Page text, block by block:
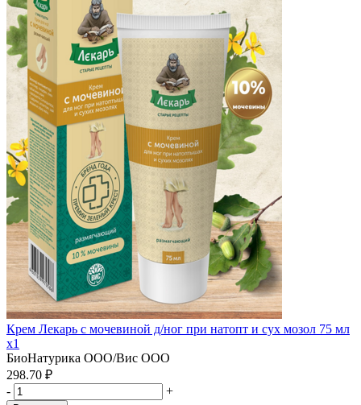
Крем Лекарь с мочевиной д/ног при натопт и сух мозол 75 мл
x1
БиоНатурика ООО/Вис ООО
298.70 ₽
-
+